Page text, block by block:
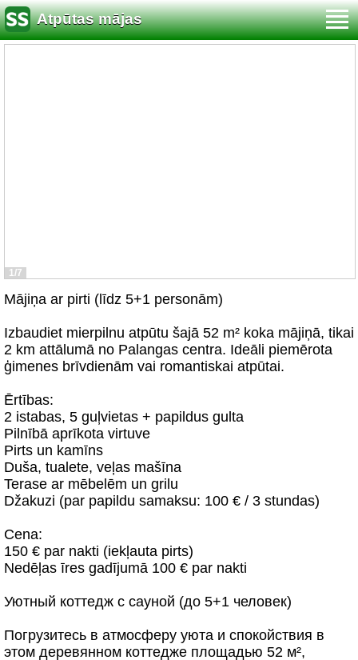
Atpūtas mājas
1/7
Mājiņa ar pirti (līdz 5+1 personām)
Izbaudiet mierpilnu atpūtu šajā 52 m² koka mājiņā, tikai
2 km attālumā no Palangas centra. Ideāli piemērota
ģimenes brīvdienām vai romantiskai atpūtai.
Ērtības:
2 istabas, 5 guļvietas + papildus gulta
Pilnībā aprīkota virtuve
Pirts un kamīns
Duša, tualete, veļas mašīna
Terase ar mēbelēm un grilu
Džakuzi (par papildu samaksu: 100 € / 3 stundas)
Cena:
150 € par nakti (iekļauta pirts)
Nedēļas īres gadījumā 100 € par nakti
Уютный коттедж с сауной (до 5+1 человек)
Погрузитесь в атмосферу уюта и спокойствия в
этом деревянном коттедже площадью 52 м²,